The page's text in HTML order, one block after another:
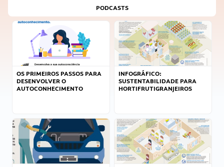
PODCASTS
OS PRIMEIROS PASSOS PARA
DESENVOLVER O
AUTOCONHECIMENTO
INFOGRÁFICO:
SUSTENTABILIDADE PARA
HORTIFRUTIGRANJEIROS